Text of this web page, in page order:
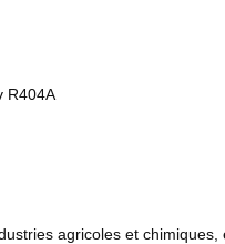
R404A
agricoles et